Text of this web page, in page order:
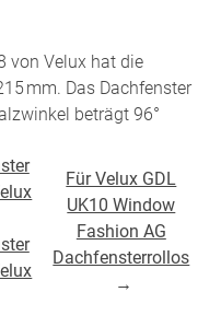
von Velux hat die
mm. Das Dachfenster
beträgt 96°
Für Velux GDL
UK10 Window
Fashion AG
Dachfensterrollos
→